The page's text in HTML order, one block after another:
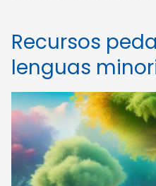
Recursos
lenguas